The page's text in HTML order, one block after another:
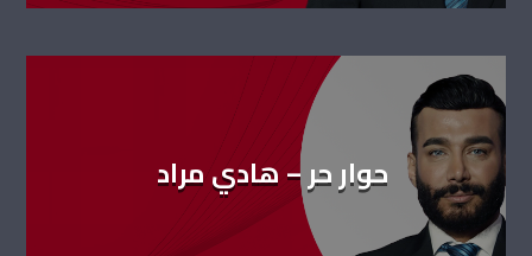
حوار حر – هادي مراد